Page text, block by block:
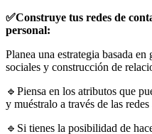
✅Construye tus redes de
personal:
Planea una estrategia basada
sociales y construcción de
🔹Piensa en los atributos que
y muéstralo a través de las redes
🔹Si tienes la posibilidad de